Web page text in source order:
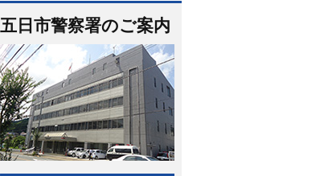
五日市警察署のご案内